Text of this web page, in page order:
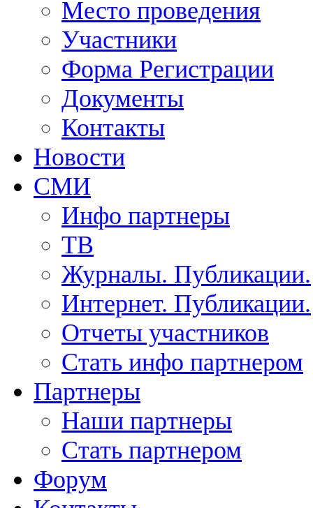
Место проведения
Участники
Форма Регистрации
Документы
Контакты
Новости
СМИ
Инфо партнеры
ТВ
Журналы. Публикации.
Интернет. Публикации.
Отчеты участников
Стать инфо партнером
Партнеры
Наши партнеры
Стать партнером
Форум